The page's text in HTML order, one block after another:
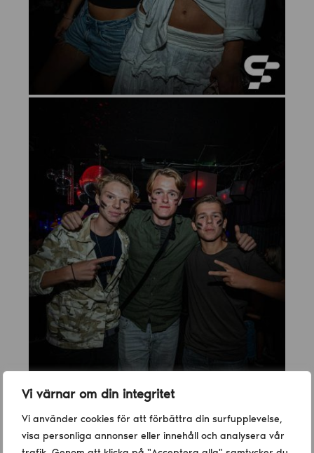
Vi värnar om din integritet
Vi använder cookies för att förbättra din surfupplevelse,
visa personliga annonser eller innehåll och analysera vår